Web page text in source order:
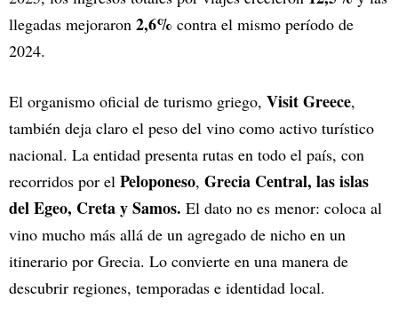
llegadas mejoraron 2,6% contra el mismo período de
2024.
El organismo oficial de turismo griego, Visit Greece,
también deja claro el peso del vino como activo turístico
nacional. La entidad presenta rutas en todo el país, con
recorridos por el Peloponeso, Grecia Central, las islas
del Egeo, Creta y Samos. El dato no es menor: coloca al
vino mucho más allá de un agregado de nicho en un
itinerario por Grecia. Lo convierte en una manera de
descubrir regiones, temporadas e identidad local.